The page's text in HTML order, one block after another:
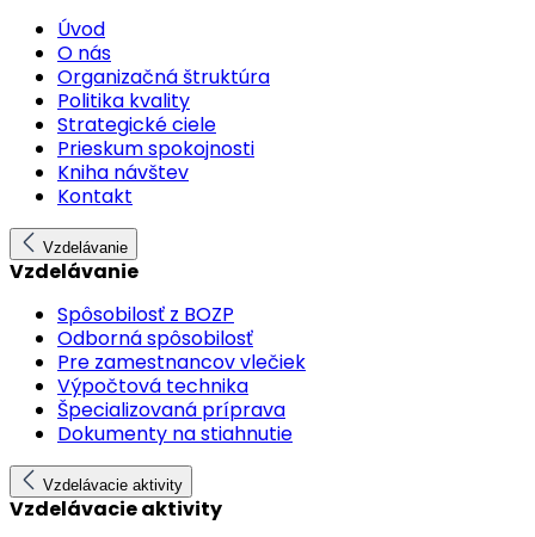
Úvod
O nás
Organizačná štruktúra
Politika kvality
Strategické ciele
Prieskum spokojnosti
Kniha návštev
Kontakt
Vzdelávanie
Vzdelávanie
Spôsobilosť z BOZP
Odborná spôsobilosť
Pre zamestnancov vlečiek
Výpočtová technika
Špecializovaná príprava
Dokumenty na stiahnutie
Vzdelávacie aktivity
Vzdelávacie aktivity